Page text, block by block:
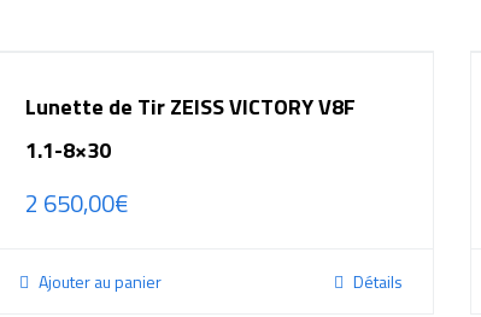
Lunette de Tir ZEISS VICTORY V8F
1.1-8×30
2 650,00€
Ajouter au panier Détails